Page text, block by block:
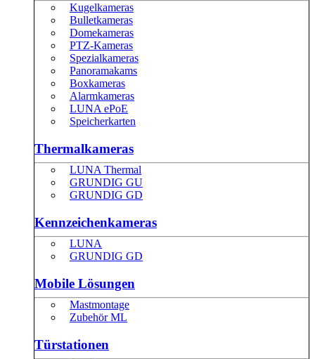
Kugelkameras
Bulletkameras
Domekameras
PTZ-Kameras
Spezialkameras
Panoramakams
Boxkameras
Alarmkameras
LUNA ePoE
Speicherkarten
Thermalkameras
LUNA Thermal
GRUNDIG GU
GRUNDIG GD
Kennzeichenkameras
LUNA
GRUNDIG GD
Mobile Lösungen
Mastmontage
Zubehör ML
Türstationen